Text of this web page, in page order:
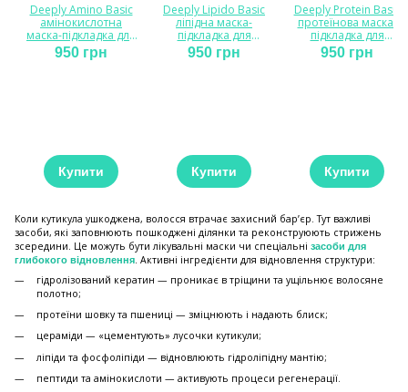
Deeply Amino Basic
амінокислотна
маска-підкладка для
волосся 300 мл
950 грн
Купити
Deeply Lipido Basic
ліпідна маска-
підкладка для
волосся 300 мл
950 грн
Купити
Deeply Protein Basic
протеїнова маска-
підкладка для
волосся 300 мл
950 грн
Купити
Коли кутикула ушкоджена, волосся втрачає захисний бар’єр. Тут важливі
засоби, які заповнюють пошкоджені ділянки та реконструюють стрижень
зсередини. Це можуть бути лікувальні маски чи спеціальні засоби для
глибокого відновлення . Активні інгредієнти для відновлення структури:
гідролізований кератин — проникає в тріщини та ущільнює волосяне
полотно;
протеїни шовку та пшениці — зміцнюють і надають блиск;
цераміди — «цементують» лусочки кутикули;
ліпіди та фосфоліпіди — відновлюють гідроліпідну мантію;
пептиди та амінокислоти — активують процеси регенерації.